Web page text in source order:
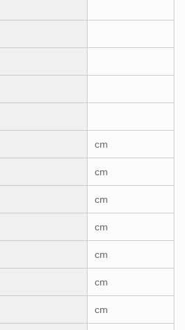
cm
cm
cm
cm
cm
cm
cm